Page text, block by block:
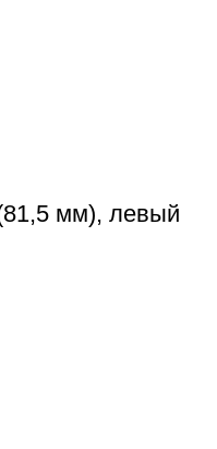
мм), левый